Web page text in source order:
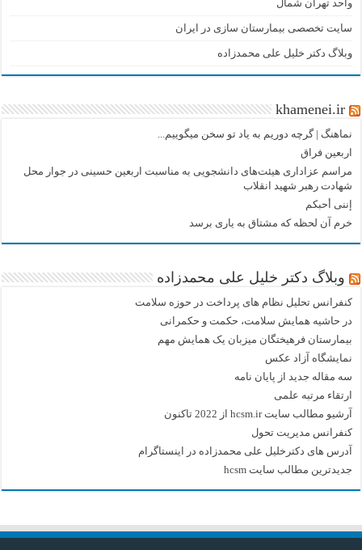
واحد تهران شمال
سایت تخصصی بیمارستان سازی در ایران
وبلاگ دکتر خلیل علی محمدزاده
khamenei.ir
نماهنگ |‌ گرچه دوریم به یاد تو سخن میگوییم...
اربعین فراق
مراسم عزاداری هیئت‌های دانشجویی به مناسبت اربعین حسینی در جوار محل
شهادت رهبر شهید انقلاب
إننی أحبکم
خرم آن لحظه که مشتاق به یاری برسد
وبلاگ دکتر خلیل علی محمدزاده
کنفرانس تحلیل نظام های پرداخت در حوزه سلامت
در حاشیه همایش سلامت، حکمت و حکمرانی
بیمارستان فرهیختگان میزبان یک همایش مهم
نمایشگاه آزاد عکس
سه مقاله جدید از پایان نامه
ارتقاء مرتبه علمی
آرشیو مطالب سایت hcsm.ir از 2022 تاکنون
کنفرانس مدیریت تحول
آدرس های دکترخلیل علی محمدزاده در اینستاگرام
جدیدترین مطالب سایت hcsm